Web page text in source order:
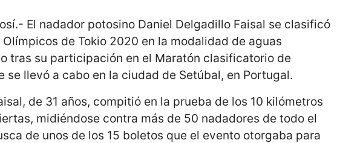
El nadador potosino Daniel Delgadillo Faisal se clasificó
Olímpicos de Tokio 2020 en la modalidad de aguas
tras su participación en el Maratón clasificatorio de
se llevó a cabo en la ciudad de Setúbal, en Portugal.
de 31 años, compitió en la prueba de los 10 kilómetros
midiéndose contra más de 50 nadadores de todo el
de unos de los 15 boletos que el evento otorgaba para